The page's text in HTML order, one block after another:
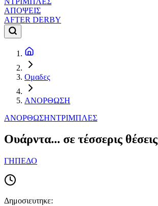
ΑΠΟΨΕΙΣ
AFTER DERBY
Ομαδες
ΑΝΟΡΘΩΣΗ
ΑΝΟΡΘΩΣΗΝΤΡΙΜΠΛΕΣ
Ουάρντα... σε τέσσερις θέσεις
ΓΗΠΕΔΟ
Δημοσιευτηκε: